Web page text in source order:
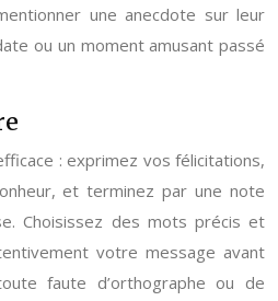
une anecdote sur leur
ou un moment amusant passé
: exprimez vos félicitations,
et terminez par une note
Choisissez des mots précis et
votre message avant
faute d’orthographe ou de